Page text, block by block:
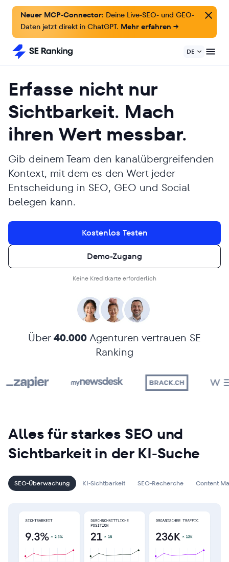
Neuer MCP-Connector: Deine Live-SEO- und GEO-
Daten jetzt direkt in ChatGPT. Mehr erfahren →
DE
Erfasse nicht nur
Sichtbarkeit. Mach
ihren Wert messbar.
Gib deinem Team den kanalübergreifenden
Kontext, mit dem es den Wert jeder
Entscheidung in SEO, GEO und Social
belegen kann.
Kostenlos Testen
Demo-Zugang
Keine Kreditkarte erforderlich
Über40.000Agenturen vertrauen SE
Ranking
Alles für starkes SEO und
Sichtbarkeit in der KI-Suche
SEO-Überwachung KI-Sichtbarkeit SEO-Recherche Content